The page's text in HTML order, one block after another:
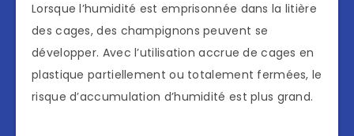
Lorsque l’humidité est emprisonnée dans la litière
des cages, des champignons peuvent se
développer. Avec l’utilisation accrue de cages en
plastique partiellement ou totalement fermées, le
risque d’accumulation d’humidité est plus grand.